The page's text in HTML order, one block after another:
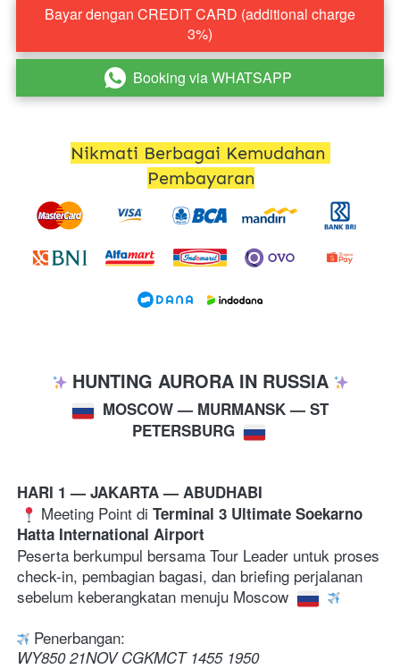
Bayar dengan CREDIT CARD (additional charge
3%)
` Booking via WHATSAPP
Nikmati Berbagai Kemudahan
Pembayaran
HUNTING AURORA IN RUSSIA
MOSCOW — MURMANSK — ST
PETERSBURG
HARI 1 — JAKARTA — ABUDHABI
Meeting Point di Terminal 3 Ultimate Soekarno
Hatta International Airport
Peserta berkumpul bersama Tour Leader untuk proses
check-in, pembagian bagasi, dan briefing perjalanan
sebelum keberangkatan menuju Moscow
Penerbangan:
WY850 21NOV CGKMCT 1455 1950